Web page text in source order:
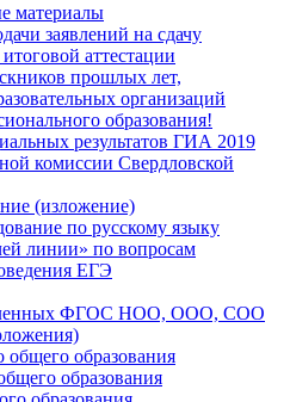
материалы
заявлений на сдачу
аттестации
прошлых лет,
организаций
образования!
результатов ГИА 2019
комиссии Свердловской
(изложение)
по русскому языку
линии» по вопросам
ЕГЭ
ФГОС НОО, ООО, СОО
образования
образования